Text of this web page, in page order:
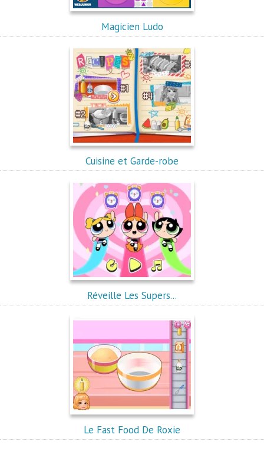
Magicien Ludo
Cuisine et Garde-robe
Réveille Les Supers...
Le Fast Food De Roxie